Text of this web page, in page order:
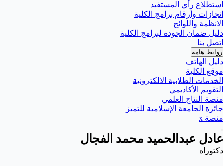
استطلاع رأي المستفيد
انجازات وأرقام برامج الكلية
الانظمة واللوائح
دليل ضمان الجودة لبرامج الكلية
اتصل بنا
روابط هامة
دليل الهاتف
موقع الكلية
الخدمات الطلابية الالكترونية
التقويم الأكاديمي
منصة النتاج العلمي
جائزة الجامعة الإسلامية للتميز
منصة x
عادل عبدالحميد محمد الفجال
دكتوراه